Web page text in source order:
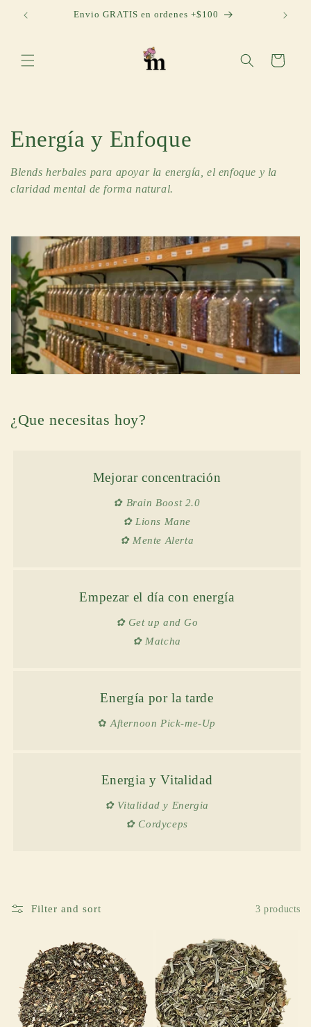
Skip to
content
Envio GRATIS en ordenes +$100
Cart
C
o
l
e
c
t
i
o
:
Energía y Enfoque
Blends herbales para apoyar la energía, el enfoque y la
claridad mental de forma natural.
¿Que necesitas hoy?
Mejorar concentración
✿ Brain Boost 2.0
✿ Lions Mane
✿ Mente Alerta
Empezar el día con energía
✿ Get up and Go
✿ Matcha
Energía por la tarde
✿Afternoon Pick-me-Up
Energia y Vitalidad
✿ Vitalidad y Energia
✿ Cordyceps
Filter and sort 3 products